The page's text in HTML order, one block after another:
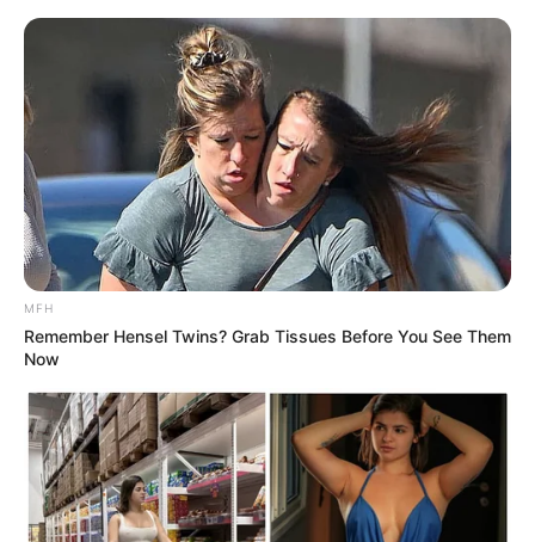
(foto: instagram/amelalvireal)
2. Sudah menjalankan ibadah umrohnya pada tahun 2017
silam
MFH
Remember Hensel Twins? Grab Tissues Before You See Them
Now